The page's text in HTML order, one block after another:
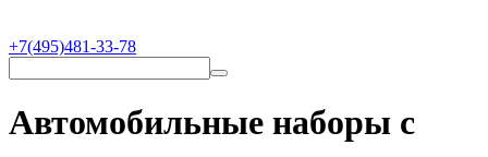
+7(495)481-33-78
Автомобильные наборы с